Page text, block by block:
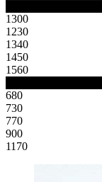
1300
1230
1340
1450
1560
680
730
770
900
1170